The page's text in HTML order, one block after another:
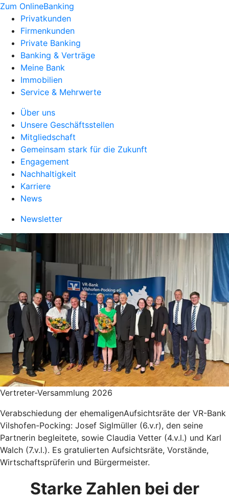
Zum OnlineBanking
Privatkunden
Firmenkunden
Private Banking
Banking & Verträge
Meine Bank
Immobilien
Service & Mehrwerte
Über uns
Unsere Geschäftsstellen
Mitgliedschaft
Gemeinsam stark für die Zukunft
Engagement
Nachhaltigkeit
Karriere
News
Newsletter
Vertreter-Versammlung 2026
Verabschiedung der ehemaligenAufsichtsräte der VR-Bank
Vilshofen-Pocking: Josef Siglmüller (6.v.r), den seine
Partnerin begleitete, sowie Claudia Vetter (4.v.l.) und Karl
Walch (7.v.l.). Es gratulierten Aufsichtsräte, Vorstände,
Wirtschaftsprüferin und Bürgermeister.
Starke Zahlen bei der